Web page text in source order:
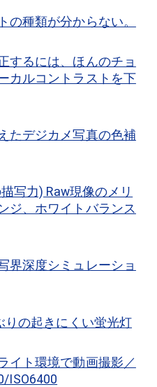
の種類が分からない。
するには、ほんのチョ
カルコントラストを下
たデジカメ写真の色補
写力) Raw現像のメリ
ジ、ホワイトバランス
界深度シミュレーショ
りの起きにくい蛍光灯
イト環境で動画撮影／
ISO6400